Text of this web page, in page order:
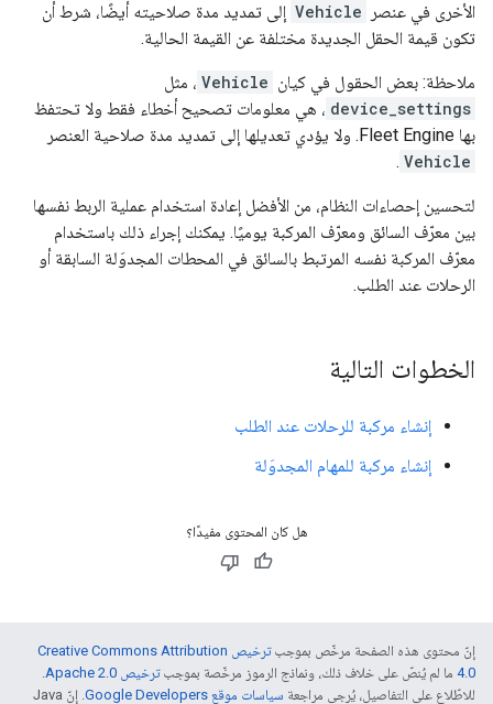
الأخرى في عنصر
Vehicle إلى تمديد مدة صلاحيته أيضًا، شرط أن
تكون قيمة الحقل الجديدة مختلفة عن القيمة الحالية.
ملاحظة: بعض الحقول في كيان Vehicle ، مثل
device_settings ، هي معلومات تصحيح أخطاء فقط ولا تحتفظ
بها Fleet Engine. ولا يؤدي تعديلها إلى تمديد مدة صلاحية العنصر
Vehicle
.
لتحسين إحصاءات النظام، من الأفضل إعادة استخدام عملية الربط نفسها
بين معرّف السائق ومعرّف المركبة يوميًا. يمكنك إجراء ذلك باستخدام
معرّف المركبة نفسه المرتبط بالسائق في المحطات المجدوَلة السابقة أو
الرحلات عند الطلب.
الخطوات التالية
إنشاء مركبة للرحلات عند الطلب
إنشاء مركبة للمهام المجدوَلة
هل كان المحتوى مفيدًا؟
إنّ محتوى هذه الصفحة مرخّص بموجب
ترخيص Creative Commons Attribution
4.0‏ ما لم يُنصّ على خلاف ذلك، ونماذج الرموز مرخّصة بموجبترخيص Apache 2.0‏
.
للاطّلاع على التفاصيل، يُرجى مراجعة سياسات موقع Google Developers‏
. إنّ Java